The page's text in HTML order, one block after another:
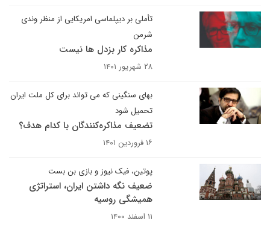
تأملی بر دیپلماسی امریکایی از منظر وندی
شرمن
مذاکره کار بزدل ها نیست
۲۸ شهریور ۱۴۰۱
بهای سنگینی که می تواند برای کل ملت ایران
تحمیل شود
تضعیف مذاکره‌کنندگان با کدام هدف؟
۱۶ فروردین ۱۴۰۱
پوتین، فیک نیوز و بازی بن بست
ضعیف نگه داشتن ایران، استراتژی
همیشگی روسیه
۱۱ اسفند ۱۴۰۰